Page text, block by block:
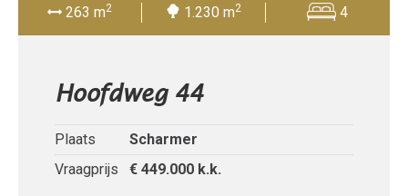
263 m2 1.230 m2 4
Hoofdweg 44
Plaats
Scharmer
Vraagprijs
€ 449.000 k.k.